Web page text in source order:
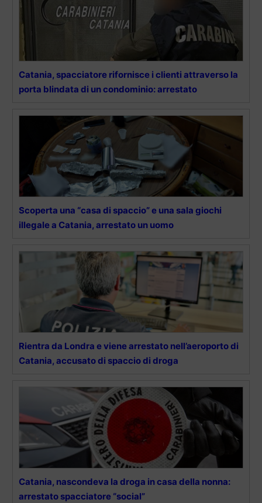
Catania, spacciatore rifornisce i clienti attraverso la
porta blindata di un condominio: arrestato
Scoperta una “casa di spaccio” e una sala giochi
illegale a Catania, arrestato un uomo
Rientra da Londra e viene arrestato nell’aeroporto di
Catania, accusato di spaccio di droga
Catania, nascondeva la droga in casa della nonna:
arrestato spacciatore “social”